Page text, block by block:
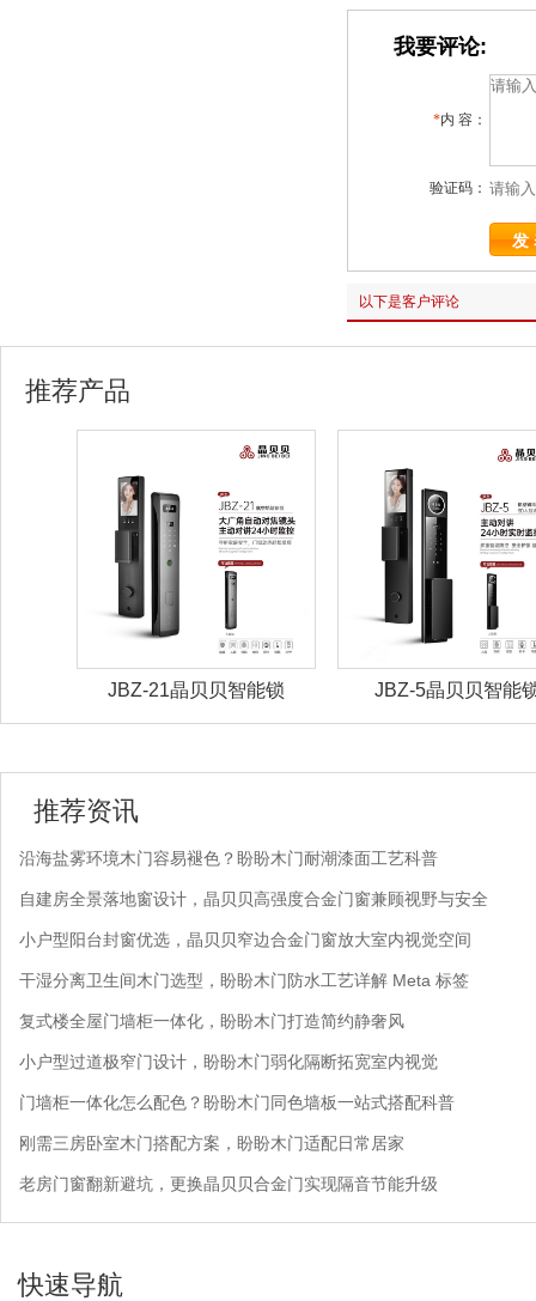
我要评论:
*内 容：
验证码：
以下是客户评论
推荐产品
JBZ-5晶贝贝智能锁 JBZ-4晶贝贝智能
推荐资讯
沿海盐雾环境木门容易褪色？盼盼木门耐潮漆面工艺科普
自建房全景落地窗设计，晶贝贝高强度合金门窗兼顾视野与安全
小户型阳台封窗优选，晶贝贝窄边合金门窗放大室内视觉空间
干湿分离卫生间木门选型，盼盼木门防水工艺详解 Meta 标签
复式楼全屋门墙柜一体化，盼盼木门打造简约静奢风
小户型过道极窄门设计，盼盼木门弱化隔断拓宽室内视觉
门墙柜一体化怎么配色？盼盼木门同色墙板一站式搭配科普
刚需三房卧室木门搭配方案，盼盼木门适配日常居家
老房门窗翻新避坑，更换晶贝贝合金门实现隔音节能升级
快速导航